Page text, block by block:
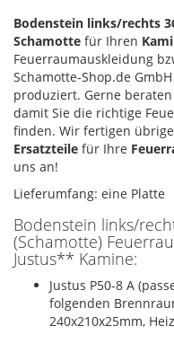
Bodenstein links/rechts
Schamotte für Ihren
Feuerraumauskleidung
Schamotte-Shop.de
produziert. Gerne
damit Sie die richtige
finden. Wir fertigen
Ersatzteile für Ihre
uns an!
Lieferumfang: eine Platte
Bodenstein links/
(Schamotte)
Justus** Kamine:
Justus P50-8 A
folgenden
240x210x25mm,